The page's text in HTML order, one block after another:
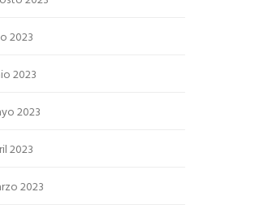
2023
2023
2023
2023
2023